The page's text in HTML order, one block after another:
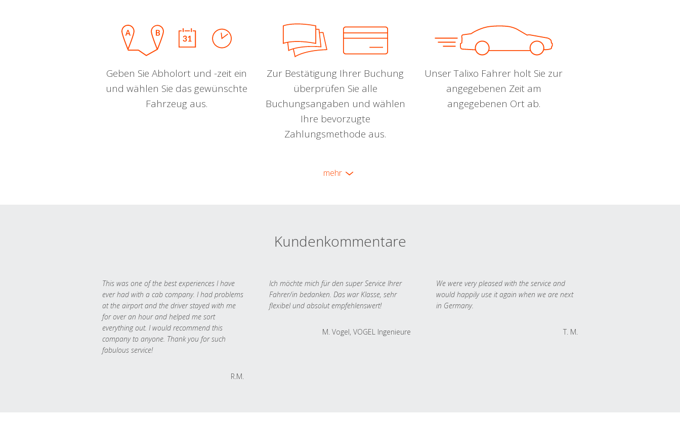
Geben Sie Abholort und -zeit ein
und wählen Sie das gewünschte
Fahrzeug aus.
Zur Bestätigung Ihrer Buchung
überprüfen Sie alle
Buchungsangaben und wählen
Ihre bevorzugte
Zahlungsmethode aus.
Unser Talixo Fahrer holt Sie zur
angegebenen Zeit am
angegebenen Ort ab.
mehr
Kundenkommentare
This was one of the best experiences I have
ever had with a cab company. I had problems
at the airport and the driver stayed with me
for over an hour and helped me sort
everything out. I would recommend this
company to anyone. Thank you for such
fabulous service!
R.M.
Ich möchte mich für den super Service Ihrer
Fahrer/in bedanken. Das war Klasse, sehr
flexibel und absolut empfehlenswert!
M. Vogel, VOGEL Ingenieure
We were very pleased with the service and
would happily use it again when we are next
in Germany.
T. M.